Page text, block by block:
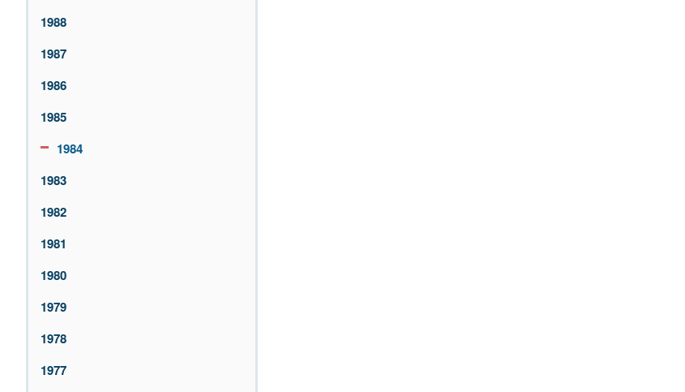
1988
1987
1986
1985
1984
1983
1982
1981
1980
1979
1978
1977